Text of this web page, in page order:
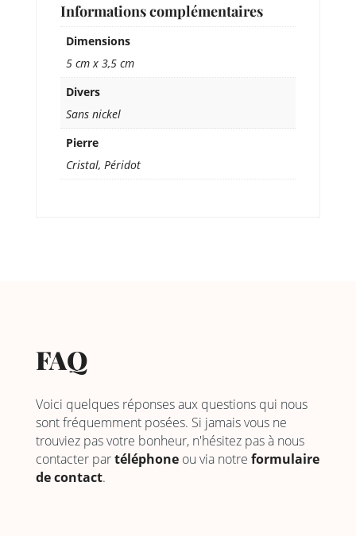
Informations complémentaires
Dimensions
5 cm x 3,5 cm
Divers
Sans nickel
Pierre
Cristal, Péridot
FAQ
Voici quelques réponses aux questions qui nous
sont fréquemment posées. Si jamais vous ne
trouviez pas votre bonheur, n'hésitez pas à nous
contacter partéléphoneou via notre formulaire
de contact.